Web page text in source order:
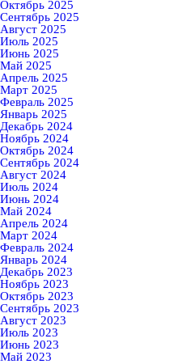
Октябрь 2025
Сентябрь 2025
Август 2025
Июль 2025
Июнь 2025
Май 2025
Апрель 2025
Март 2025
Февраль 2025
Январь 2025
Декабрь 2024
Ноябрь 2024
Октябрь 2024
Сентябрь 2024
Август 2024
Июль 2024
Июнь 2024
Май 2024
Апрель 2024
Март 2024
Февраль 2024
Январь 2024
Декабрь 2023
Ноябрь 2023
Октябрь 2023
Сентябрь 2023
Август 2023
Июль 2023
Июнь 2023
Май 2023